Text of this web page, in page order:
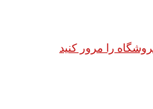
را مرور کنید